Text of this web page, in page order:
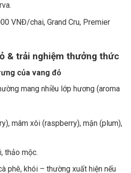
VNĐ/chai, Grand Cru, Premier
& trải nghiệm thưởng thức
của vang đỏ
mang nhiều lớp hương (aroma
mâm xôi (raspberry), mận (plum),
thảo mộc.
phê, khói – thường xuất hiện nếu